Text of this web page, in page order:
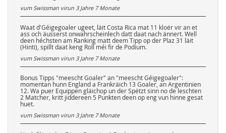
vum Swissman virun 3 Jahre 7 Monate
Waat d'Géigegoaler ugeet, läit Costa Rica mat 11 kloër vir an et
ass och äusserst onwahrscheinlech datt daat nach ännert. Well
deen héchsten am Ranking matt deem Tipp op der Plaz 31 läit
(Hinti), spillt daat keng Roll méi fir de Podium.
vum Swissman virun 3 Jahre 7 Monate
Bonus Tipps "meescht Goaler" an "meescht Géigegoaler":
momentan hunn England a Frankräich 13 Goaler, an Argentinien
12. Wa puer Equippen gläichop un der Spëtzt sinn no de leschten
2 Matcher, kritt jiddereen 5 Punkten deen op eng vun hinne gesat
huet.
vum Swissman virun 3 Jahre 7 Monate